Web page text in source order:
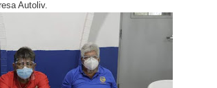
Autoliv.